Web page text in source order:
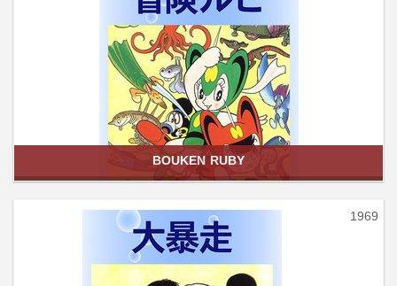
BOUKEN RUBY
1969